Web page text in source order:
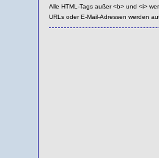
Alle HTML-Tags außer <b> und <i>
URLs oder E-Mail-Adressen werden